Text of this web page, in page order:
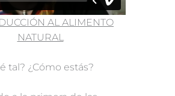
AL ALIMENTO
NATURAL
tal? ¿Cómo estás?